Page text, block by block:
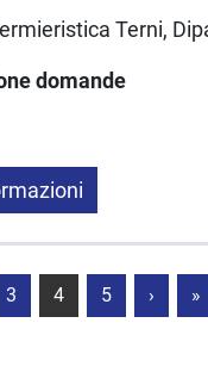
Terni,
domande
3 4 5 › »